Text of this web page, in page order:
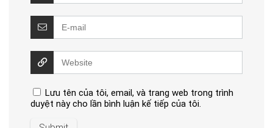
Lưu tên của tôi, email, và trang web trong trình
duyệt này cho lần bình luận kế tiếp của tôi.